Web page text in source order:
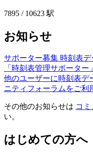
7895 / 10623 駅
お知らせ
サポーター募集 時刻表
「時刻表管理サポーター
他のユーザーに時刻表デ
ニティフォーラムをご利
その他のお知らせは コ
い。
はじめての方へ